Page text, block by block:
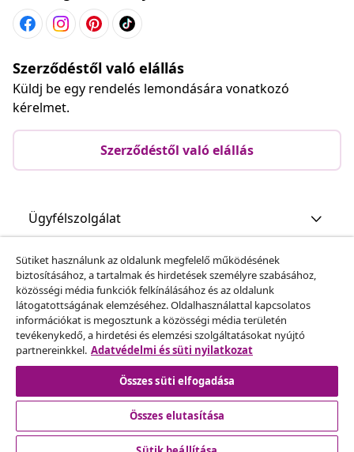
Szerződéstől való elállás
Küldj be egy rendelés lemondására vonatkozó
kérelmet.
Szerződéstől való elállás
Ügyfélszolgálat
Üzlet
vidaXL
Fedezz fel többet
Sütiket használunk az oldalunk megfelelő működésének
biztosításához, a tartalmak és hirdetések személyre szabásához,
közösségi média funkciók felkínálásához és az oldalunk
látogatottságának elemzéséhez. Oldalhasználattal kapcsolatos
információkat is megosztunk a közösségi média területén
tevékenykedő, a hirdetési és elemzési szolgáltatásokat nyújtó
partnereinkkel. Adatvédelmi és süti nyilatkozat
Összes süti elfogadása
Összes elutasítása